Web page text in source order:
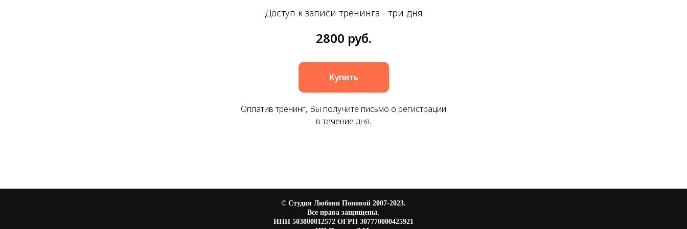
Доступ к записи тренинга - три дня
2800 руб.
Купить
Оплатив тренинг, Вы получите письмо о регистрации
в течение дня.
© Студия Любови Поповой 2007-2023.
Все права защищены.
ИНН 503800012572 ОГРН 307770000425921